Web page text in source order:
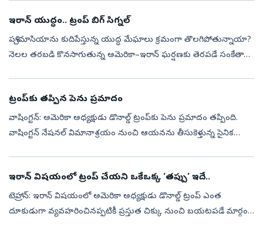
ఇరాన్‌ యుద్ధం.. ట్రంప్‌ బిగ్‌ సిగ్నల్‌
పశ్చిమాసియాను కుదిపేస్తున్న యుద్ధ మేఘాలు క్రమంగా తొలగిపోతున్నాయా?
నెలల తరబడి కొనసాగుతున్న అమెరికా–ఇరాన్‌ ఘర్షణకు తెరపడే సంకేతాలు
ట్రంప్‌కు తప్పిన పెను ప్రమాదం
వాషింగ్టన్‌: అమెరికా అధ్యక్షుడు డొనాల్డ్‌ ట్రంప్‌కు పెను ప్రమాదం తప్పింది.
వాషింగ్టన్‌ నేషనల్‌ విమానాశ్రయం నుంచి ఆయనను తీసుకెళ్తున్న సైనిక
ఇరాన్‌ విషయంలో ట్రంప్‌ చేయని ఒకేఒక్క ‘తప్పు’ ఇదే..
టెహ్రాన్‌: ఇరాన్ విషయంలో అమెరికా అధ్యక్షుడు డొనాల్డ్ ట్రంప్ ఎంత
దూకుడుగా వ్యవహరించినప్పటికీ ప్రస్తుత చిక్కు నుంచి బయటపడే మార్గం